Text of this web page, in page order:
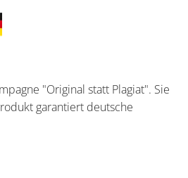
"Original statt Plagiat". Sie
garantiert deutsche